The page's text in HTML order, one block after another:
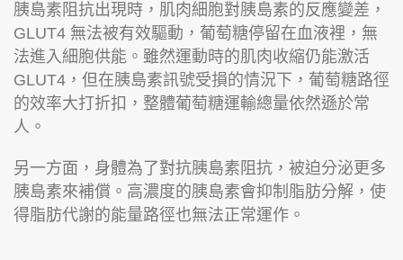
胰島素阻抗出現時，肌肉細胞對胰島素的反應變差，
GLUT4 無法被有效驅動，葡萄糖停留在血液裡，無
法進入細胞供能。雖然運動時的肌肉收縮仍能激活
GLUT4，但在胰島素訊號受損的情況下，葡萄糖路徑
的效率大打折扣，整體葡萄糖運輸總量依然遜於常
人。
另一方面，身體為了對抗胰島素阻抗，被迫分泌更多
胰島素來補償。高濃度的胰島素會抑制脂肪分解，使
得脂肪代謝的能量路徑也無法正常運作。